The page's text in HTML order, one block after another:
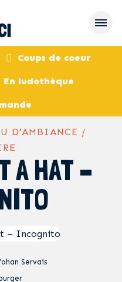
Coups de coeur
En ludothèque
D'AMBIANCE /
A HAT –
Servais